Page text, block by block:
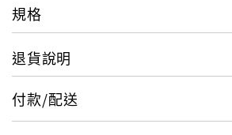
規格
退貨說明
付款/配送